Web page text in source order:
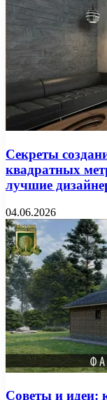
Секреты
квадратных
лучшие
04.06.2026
Советы и идеи: